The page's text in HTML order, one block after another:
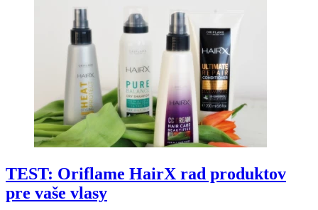
TEST: Oriflame HairX rad produktov
pre vaše vlasy